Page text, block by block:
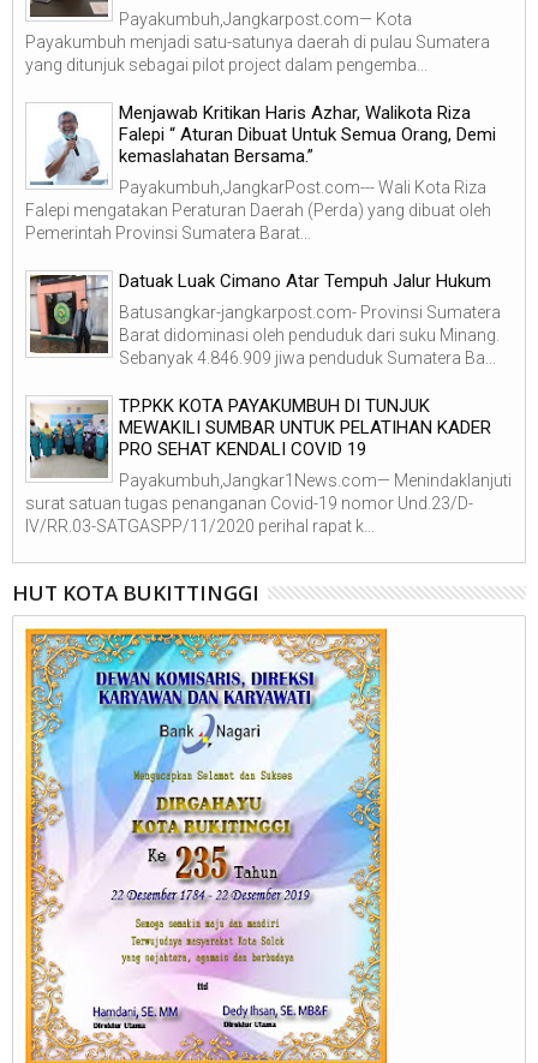
Payakumbuh,Jangkarpost.com— Kota
Payakumbuh menjadi satu-satunya daerah di pulau Sumatera
yang ditunjuk sebagai pilot project dalam pengemba...
Menjawab Kritikan Haris Azhar, Walikota Riza
Falepi “ Aturan Dibuat Untuk Semua Orang, Demi
kemaslahatan Bersama.”
Payakumbuh,JangkarPost.com--- Wali Kota Riza
Falepi mengatakan Peraturan Daerah (Perda) yang dibuat oleh
Pemerintah Provinsi Sumatera Barat...
Datuak Luak Cimano Atar Tempuh Jalur Hukum
Batusangkar-jangkarpost.com- Provinsi Sumatera
Barat didominasi oleh penduduk dari suku Minang.
Sebanyak 4.846.909 jiwa penduduk Sumatera Ba...
TP.PKK KOTA PAYAKUMBUH DI TUNJUK
MEWAKILI SUMBAR UNTUK PELATIHAN KADER
PRO SEHAT KENDALI COVID 19
Payakumbuh,Jangkar1News.com— Menindaklanjuti
surat satuan tugas penanganan Covid-19 nomor Und.23/D-
IV/RR.03-SATGASPP/11/2020 perihal rapat k...
HUT KOTA BUKITTINGGI